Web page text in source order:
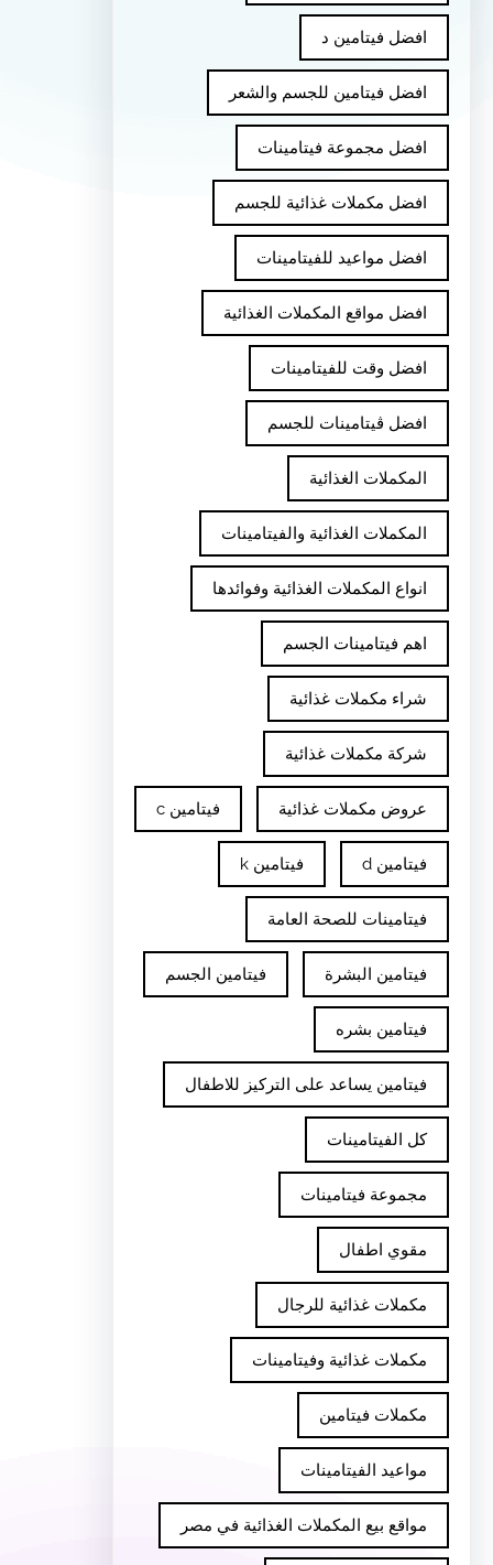
افضل فيتامين د
افضل فيتامين للجسم والشعر
افضل مجموعة فيتامينات
افضل مكملات غذائية للجسم
افضل مواعيد للفيتامينات
افضل مواقع المكملات الغذائية
افضل وقت للفيتامينات
افضل ڤيتامينات للجسم
المكملات الغذائية
المكملات الغذائية والفيتامينات
انواع المكملات الغذائية وفوائدها
اهم فيتامينات الجسم
شراء مكملات غذائية
شركة مكملات غذائية
عروض مكملات غذائية فيتامين c
فيتامين d فيتامين k
فيتامينات للصحة العامة
فيتامين البشرة فيتامين الجسم
فيتامين بشره
فيتامين يساعد على التركيز للاطفال
كل الفيتامينات
مجموعة فيتامينات
مقوي اطفال
مكملات غذائية للرجال
مكملات غذائية وفيتامينات
مكملات فيتامين
مواعيد الفيتامينات
مواقع بيع المكملات الغذائية في مصر